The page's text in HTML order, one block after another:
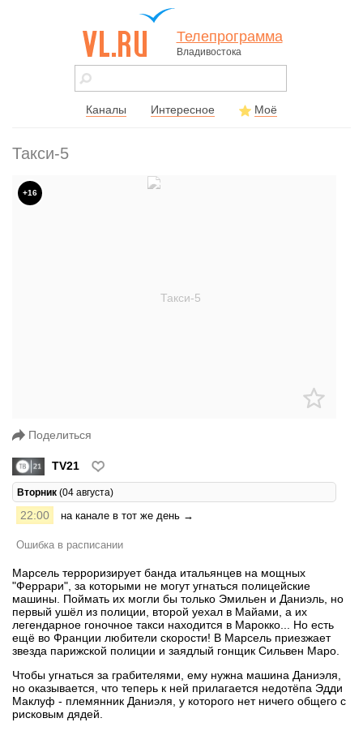
vl.ru - сайт
города
Телепрограмма
Владивостока
Каналы Интересное Моё
Такси-5
+16
Поделиться
TV21
Вторник (04 августа)
22:00 на канале в тот же день →
Ошибка в расписании
Марсель терроризирует банда итальянцев на мощных
"Феррари", за которыми не могут угнаться полицейские
машины. Поймать их могли бы только Эмильен и Даниэль, но
первый ушёл из полиции, второй уехал в Майами, а их
легендарное гоночное такси находится в Марокко... Но есть
ещё во Франции любители скорости! В Марсель приезжает
звезда парижской полиции и заядлый гонщик Сильвен Маро.
Чтобы угнаться за грабителями, ему нужна машина Даниэля,
но оказывается, что теперь к ней прилагается недотёпа Эдди
Маклуф - племянник Даниэля, у которого нет ничего общего с
рисковым дядей.